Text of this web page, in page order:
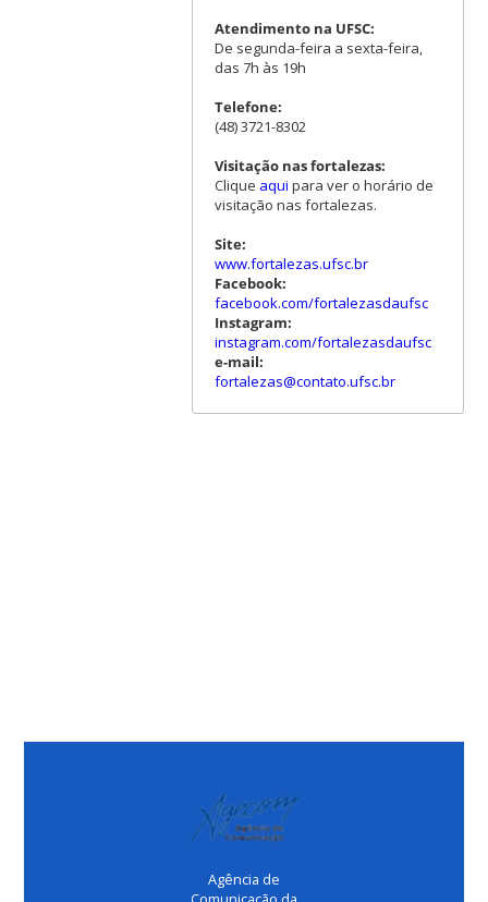
Atendimento na UFSC:
De segunda-feira a sexta-feira,
das 7h às 19h
Telefone:
(48) 3721-8302
Visitação nas fortalezas:
Clique aqui para ver o horário de
visitação nas fortalezas.
Site:
www.fortalezas.ufsc.br
Facebook:
facebook.com/fortalezasdaufsc
Instagram:
instagram.com/fortalezasdaufsc
e-mail:
fortalezas@contato.ufsc.br
Agência de